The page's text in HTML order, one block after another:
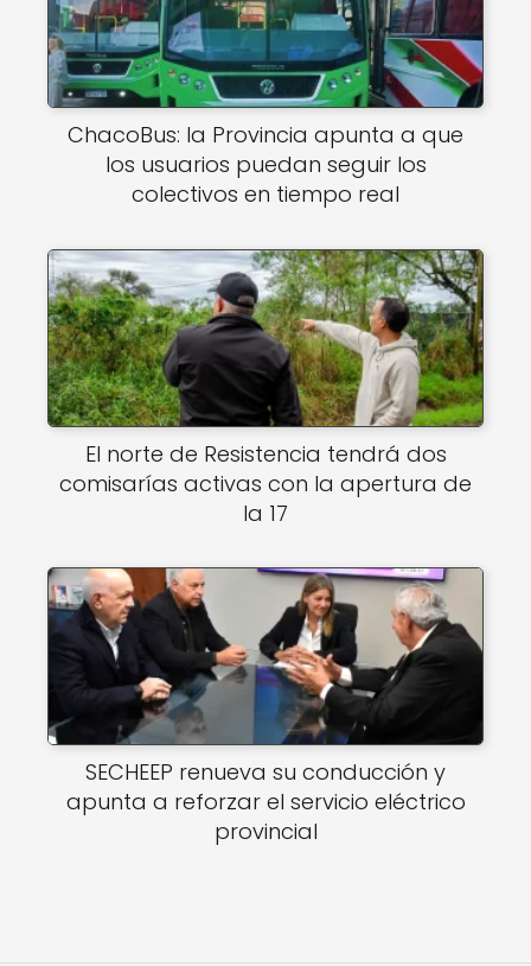
ChacoBus: la Provincia apunta a que
los usuarios puedan seguir los
colectivos en tiempo real
El norte de Resistencia tendrá dos
comisarías activas con la apertura de
la 17
SECHEEP renueva su conducción y
apunta a reforzar el servicio eléctrico
provincial